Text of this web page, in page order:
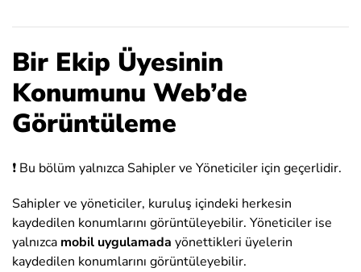
Bir Ekip Üyesinin
Konumunu Web’de
Görüntüleme
❗️ Bu bölüm yalnızca Sahipler ve Yöneticiler için geçerlidir.
Sahipler ve yöneticiler, kuruluş içindeki herkesin
kaydedilen konumlarını görüntüleyebilir. Yöneticiler ise
yalnızca mobil uygulamada yönettikleri üyelerin
kaydedilen konumlarını görüntüleyebilir.